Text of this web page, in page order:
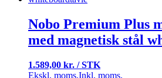
Nobo Premium Plus
med magnetisk stål
1.589,00 kr. / STK
Ekskl. moms.Inkl. moms.